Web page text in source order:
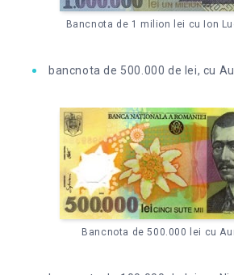
Bancnota de 1 milion lei cu Ion
bancnota de 500.000 de lei, cu
Bancnota de 500.000 lei cu